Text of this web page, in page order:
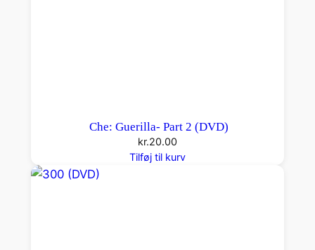
Che: Guerilla- Part 2 (DVD)
kr.20.00
Tilføj til kurv